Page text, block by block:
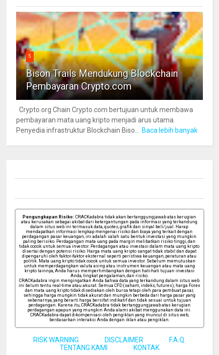
5
Bison Trails Mendukung Blockchain
Pembayaran Crypto.com
Crypto.org Chain Crypto.com bertujuan untuk membawa
pembayaran mata uang kripto menjadi arus utama.
Penyedia infrastruktur Blockchain Biso...
Baca lebih banyak
Pengungkapan Risiko: CRACKadabra tidak akan bertanggungjawab atas kerugian
atau kerusakan sebagai akibat dari ketergantungan pada informasi yang terkandung
dalam situs web ini termasuk data, quotes, grafik dan sinyal beli/jual. Harap
mendapatkan informasi lengkap mengenai risiko dan biaya yang terkait dengan
perdagangan pasar keuangan, ini adalah salah satu bentuk investasi yang mungkin
paling berisiko. Perdagangan mata uang pada margin melibatkan risiko tinggi, dan
tidak cocok untuk semua investor. Perdagangan atau investasi dalam mata uang kripto
disertai dengan potensi risiko. Harga mata uang kripto sangat tidak stabil dan dapat
dipengaruhi oleh faktor-faktor eksternal seperti peristiwa keuangan, peraturan atau
politik. Mata uang kripto tidak cocok untuk semua investor. Sebelum memutuskan
untuk memperdagangkan valuta asing atau instrumen keuangan atau mata uang
kripto lainnya, Anda harus mempertimbangkan dengan hati-hati tujuan investasi
Anda, tingkat pengalaman, dan risiko.
CRACKadabra ingin mengingatkan Anda bahwa data yang terkandung dalam situs web
ini belum tentu real-time atau akurat. Semua CFD (saham, indeks, futures), harga Forex
dan mata uang kripto tidak disediakan oleh bursa tetapi oleh para pembuat pasar,
sehingga harga mungkin tidak akurat dan mungkin berbeda dari harga pasar yang
sebenarnya, yang berarti harga bersifat indikatif dan tidak sesuai untuk tujuan
perdagangan. Karena itu, CRACKadabra tidak bertanggungjawab atas kerugian
perdagangan apapun yang mungkin Anda alami akibat menggunakan data ini.
CRACKadabra dapat dikompensasi oleh pengiklan yang muncul di situs web,
berdasarkan interaksi Anda dengan iklan atau pengiklan.
RISK WARNING DISCLAIMER
F.A.Q.
TENTANG KAMI
KONTAK